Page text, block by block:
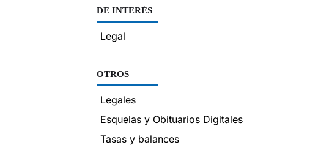
DE INTERÉS
Legal
OTROS
Legales
Esquelas y Obituarios Digitales
Tasas y balances